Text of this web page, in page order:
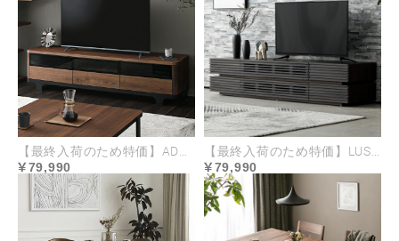
込むことで、見た目にも柔らかな立体的フォルムを
造り、包み込まれるような弾力のある座り心地をも
たらします。
【最終入荷のため特価】ADORA
79,990
【最終入荷のため特価】LUSSY
79,990